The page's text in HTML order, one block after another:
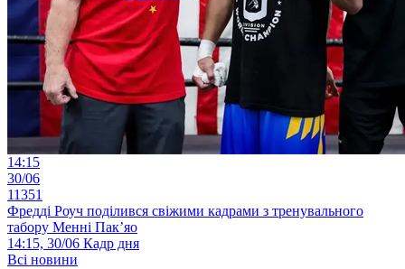
14:15
30/06
11351
Фредді Роуч поділився свіжими кадрами з тренувального
табору Менні Пак’яо
14:15, 30/06 Кадр дня
Всі новини